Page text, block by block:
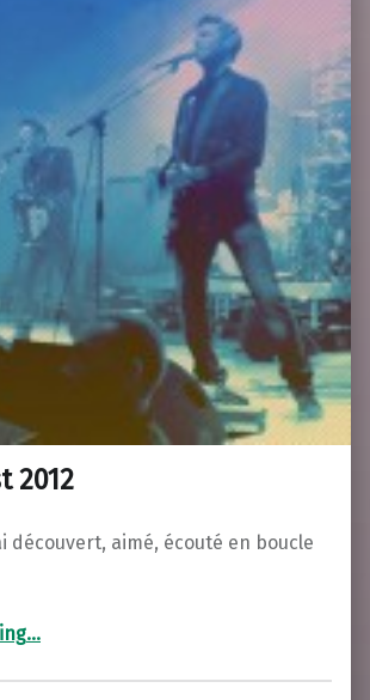
2012
découvert, aimé, écouté en boucle
…